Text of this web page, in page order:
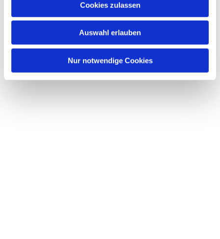
Cookies zulassen
Auswahl erlauben
Nur notwendige Cookies
Dies könnte Sie auch
interessieren